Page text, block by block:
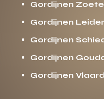
Gordijnen
Gordijnen
Gordijnen
Gordijnen
Gordijnen